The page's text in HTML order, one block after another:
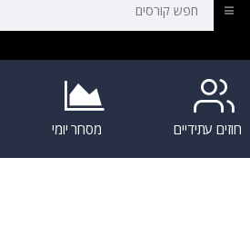
חוזים עתידיים מסחר יומי